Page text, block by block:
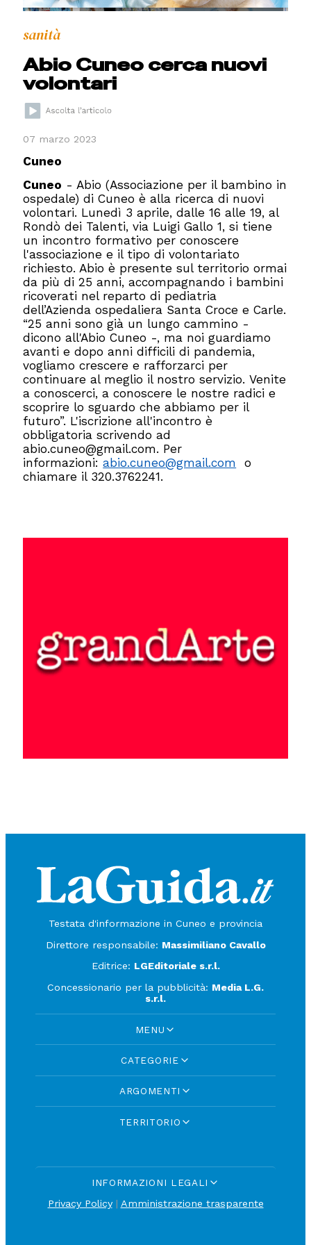
sanità
Abio Cuneo cerca nuovi
volontari
07 marzo 2023
Cuneo
Cuneo - Abio (Associazione per il bambino in
ospedale) di Cuneo è alla ricerca di nuovi
volontari. Lunedì 3 aprile, dalle 16 alle 19, al
Rondò dei Talenti, via Luigi Gallo 1, si tiene
un incontro formativo per conoscere
l'associazione e il tipo di volontariato
richiesto. Abio è presente sul territorio ormai
da più di 25 anni, accompagnando i bambini
ricoverati nel reparto di pediatria
dell’Azienda ospedaliera Santa Croce e Carle.
“25 anni sono già un lungo cammino -
dicono all'Abio Cuneo -, ma noi guardiamo
avanti e dopo anni difficili di pandemia,
vogliamo crescere e rafforzarci per
continuare al meglio il nostro servizio. Venite
a conoscerci, a conoscere le nostre radici e
scoprire lo sguardo che abbiamo per il
futuro”. L'iscrizione all'incontro è
obbligatoria scrivendo ad
abio.cuneo@gmail.com. Per
informazioni:abio.cuneo@gmail.com o
chiamare il 320.3762241.
Testata d'informazione in Cuneo e provincia
Direttore responsabile: Massimiliano Cavallo
Editrice: LGEditoriale s.r.l.
Concessionario per la pubblicità: Media L.G.
s.r.l.
MENU
CATEGORIE
ARGOMENTI
TERRITORIO
INFORMAZIONI LEGALI
Privacy Policy| Amministrazione trasparente